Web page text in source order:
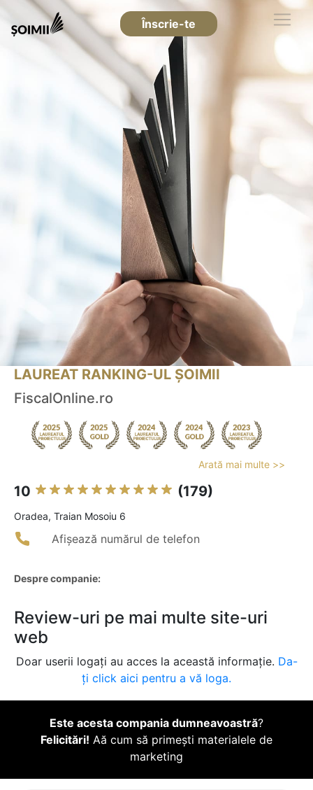
Înscrie-te
LAUREAT RANKING-UL ȘOIMII
FiscalOnline.ro
Arată mai multe >>
10 (179)
Oradea, Traian Mosoiu 6
Afișează numărul de telefon
Despre companie:
Review-uri pe mai multe site-uri
web
Doar userii logați au acces la această informație. Da-
ți click aici pentru a vă loga.
Este acesta compania dumneavoastră?
Felicitări! Aă cum să primești materialele de
marketing